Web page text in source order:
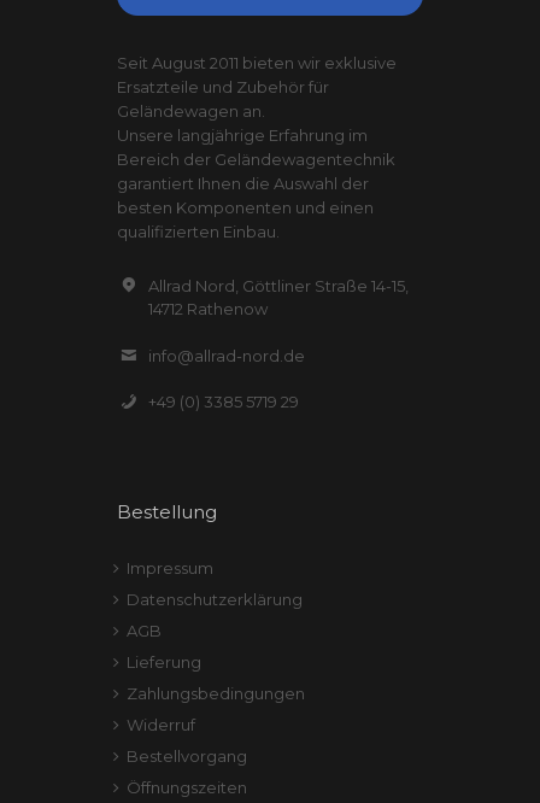
Seit August 2011 bieten wir exklusive
Ersatzteile und Zubehör für
Geländewagen an.
Unsere langjährige Erfahrung im
Bereich der Geländewagentechnik
garantiert Ihnen die Auswahl der
besten Komponenten und einen
qualifizierten Einbau.
Allrad Nord, Göttliner Straße 14-15,
14712 Rathenow
info@allrad-nord.de
+49 (0) 3385 5719 29
Bestellung
Impressum
Datenschutzerklärung
AGB
Lieferung
Zahlungsbedingungen
Widerruf
Bestellvorgang
Öffnungszeiten